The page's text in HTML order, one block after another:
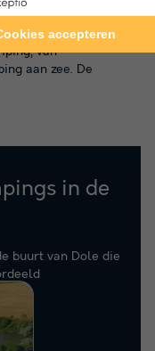
tot 60%!
van
aan zee. De
in de
buurt van Dole die